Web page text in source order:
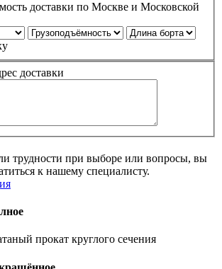
доставки по Москве и Московской
доставки
трудности при выборе или вопросы, вы
к нашему специалисту.
прокат круглого сечения